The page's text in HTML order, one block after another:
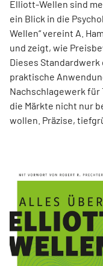
Elliott-Wellen sind
ein Blick in die
Wellen“ vereint A.
und zeigt, wie
Dieses
praktische
Nachschlagewerk für
die Märkte nicht nur
wollen. Präzise,